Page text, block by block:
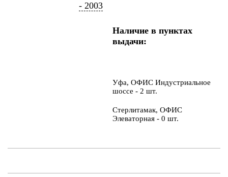
- 2003
Наличие в пунктах
выдачи:
Уфа, ОФИС Индустриальное
шоссе - 2 шт.
Стерлитамак, ОФИС
Элеваторная - 0 шт.